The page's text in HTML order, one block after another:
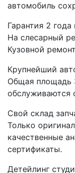
автомобиль
Гарантия 2
На слесарный
Кузовной
Крупнейший
Общая площадь
обслуживаются
Свой склад
Только
качественные
сертификаты.
Детейлинг